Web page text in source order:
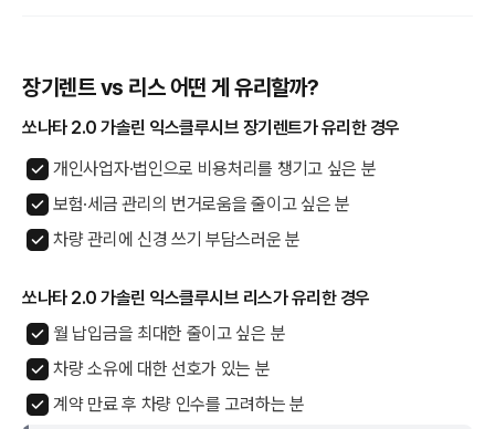
장기렌트 vs 리스 어떤 게 유리할까?
쏘나타 2.0 가솔린 익스클루시브 장기렌트가 유리한 경우
개인사업자·법인으로 비용처리를 챙기고 싶은 분
보험·세금 관리의 번거로움을 줄이고 싶은 분
차량 관리에 신경 쓰기 부담스러운 분
쏘나타 2.0 가솔린 익스클루시브 리스가 유리한 경우
월 납입금을 최대한 줄이고 싶은 분
차량 소유에 대한 선호가 있는 분
계약 만료 후 차량 인수를 고려하는 분